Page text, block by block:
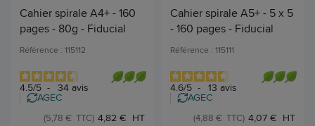
Cahier spirale A4+ - 160
pages - 80g - Fiducial
Référence : 115112
4.5/5 - 34 avis
AGEC
4,82 € HT
(5,78 € TTC)
Cahier spirale A5+ - 5 x 5
- 160 pages - Fiducial
Référence : 115111
4.6/5 - 13 avis
AGEC
4,07 € HT
(4,88 € TTC)